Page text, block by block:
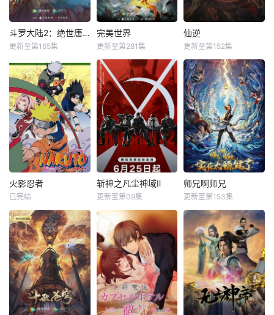
斗罗大陆2：绝世唐门
更新至第165集
完美世界
更新至第281集
仙逆
更新至第152集
火影忍者
已完结
斩神之凡尘神域Ⅱ
更新至第09集
师兄啊师兄
更新至第153集